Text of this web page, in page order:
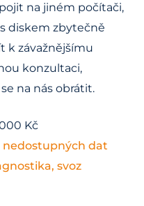
na jiném počítači,
diskem zbytečně
k závažnějšímu
konzultaci,
na nás obrátit.
Kč
nedostupných dat
svoz